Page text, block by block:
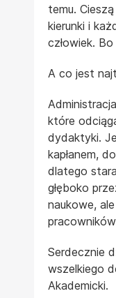
temu.
kierunki i
człowiek.
A co jest
które
dydaktyki.
kapłanem,
dlatego
głęboko
naukowe,
Serdecznie
wszelkiego
Akademicki.